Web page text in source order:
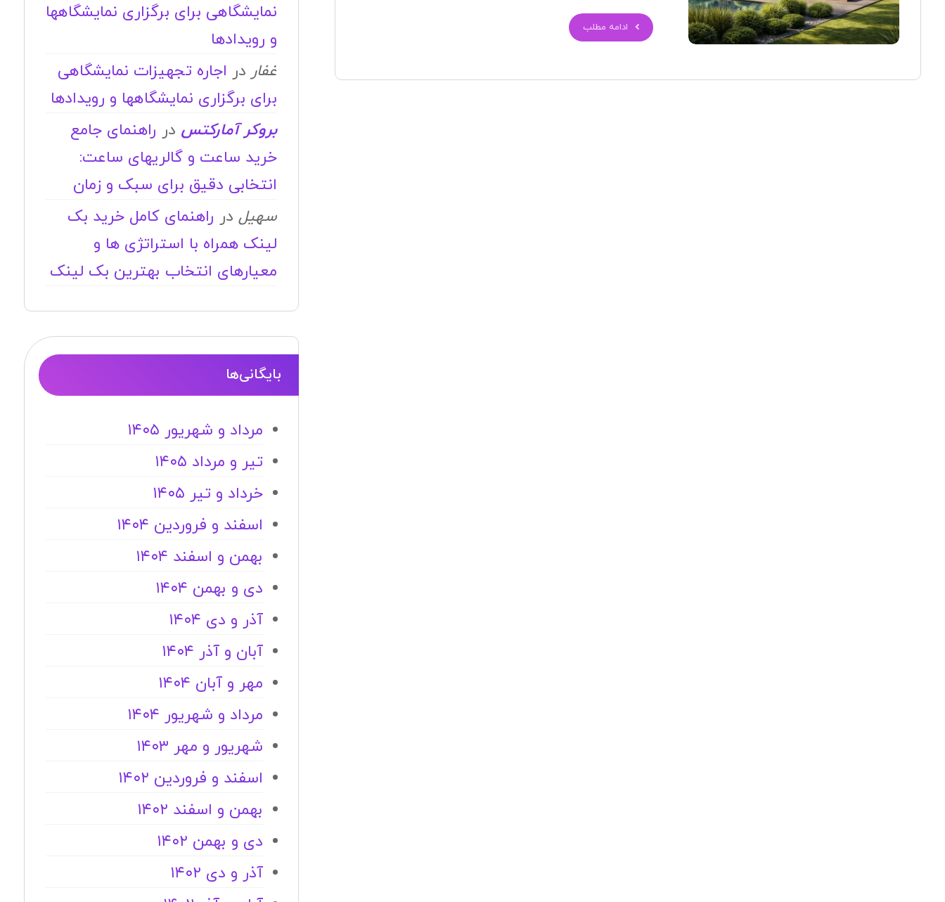
ادامه مطلب
نمایشگاهی برای برگزاری نمایشگاهها
و رویدادها
غفار در اجاره تجهیزات نمایشگاهی
برای برگزاری نمایشگاهها و رویدادها
بروکر آمارکتس در راهنمای جامع
خرید ساعت و گالریهای ساعت:
انتخابی دقیق برای سبک و زمان
سهیلدر راهنمای کامل خرید بک
لینک همراه با استراتژی ها و
معیارهای انتخاب بهترین بک لینک
بایگانی‌ها
مرداد و شهریور ۱۴۰۵
تیر و مرداد ۱۴۰۵
خرداد و تیر ۱۴۰۵
اسفند و فروردین ۱۴۰۴
بهمن و اسفند ۱۴۰۴
دی و بهمن ۱۴۰۴
آذر و دی ۱۴۰۴
آبان و آذر ۱۴۰۴
مهر و آبان ۱۴۰۴
مرداد و شهریور ۱۴۰۴
شهریور و مهر ۱۴۰۳
اسفند و فروردین ۱۴۰۲
بهمن و اسفند ۱۴۰۲
دی و بهمن ۱۴۰۲
آذر و دی ۱۴۰۲